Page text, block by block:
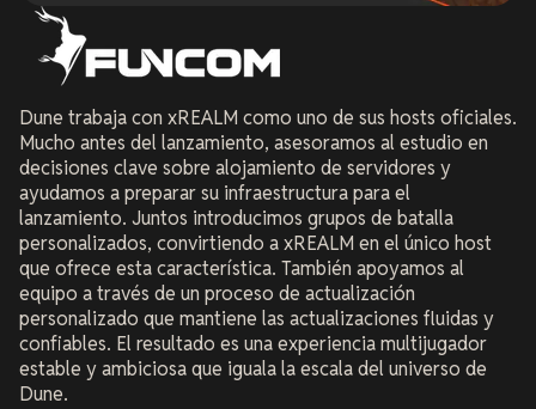
Dune trabaja con xREALM como uno de sus hosts oficiales.
Mucho antes del lanzamiento, asesoramos al estudio en
decisiones clave sobre alojamiento de servidores y
ayudamos a preparar su infraestructura para el
lanzamiento. Juntos introducimos grupos de batalla
personalizados, convirtiendo a xREALM en el único host
que ofrece esta característica. También apoyamos al
equipo a través de un proceso de actualización
personalizado que mantiene las actualizaciones fluidas y
confiables. El resultado es una experiencia multijugador
estable y ambiciosa que iguala la escala del universo de
Dune.